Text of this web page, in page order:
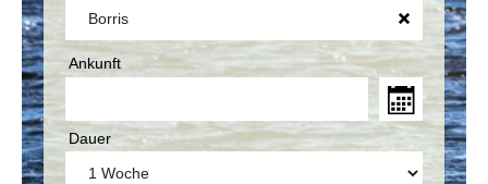
Ankunft
Dauer